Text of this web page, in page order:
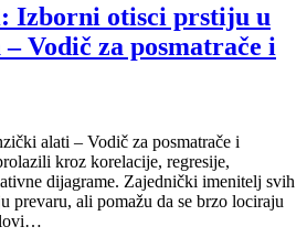
Izborni otisci prstiju u
Vodič za posmatrače i
alati – Vodič za posmatrače i
kroz korelacije, regresije,
dijagrame. Zajednički imenitelj svih
prevaru, ali pomažu da se brzo lociraju